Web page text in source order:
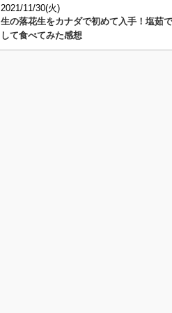
2021/11/30(火)
生の落花生をカナダで初めて入手！塩茹で
して食べてみた感想